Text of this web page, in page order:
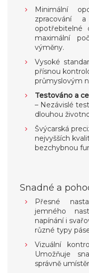
Minimální
zpracování
opotřebitelné
maximální
výměny.
Vysoké
přísnou
průmyslovým
Testováno a
– Nezávislé
dlouhou
Švýcarská
nejvyšších
bezchybnou
Snadné a
Přesné
jemného
napínání i
různé typy
Vizuální
Umožňuje
správně